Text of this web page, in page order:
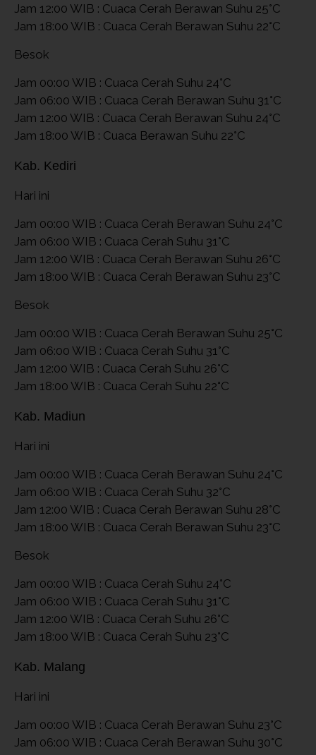
Jam 12:00 WIB : Cuaca Cerah Berawan Suhu 25°C
Jam 18:00 WIB : Cuaca Cerah Berawan Suhu 22°C
Besok
Jam 00:00 WIB : Cuaca Cerah Suhu 24°C
Jam 06:00 WIB : Cuaca Cerah Berawan Suhu 31°C
Jam 12:00 WIB : Cuaca Cerah Berawan Suhu 24°C
Jam 18:00 WIB : Cuaca Berawan Suhu 22°C
Kab. Kediri
Hari ini
Jam 00:00 WIB : Cuaca Cerah Berawan Suhu 24°C
Jam 06:00 WIB : Cuaca Cerah Suhu 31°C
Jam 12:00 WIB : Cuaca Cerah Berawan Suhu 26°C
Jam 18:00 WIB : Cuaca Cerah Berawan Suhu 23°C
Besok
Jam 00:00 WIB : Cuaca Cerah Berawan Suhu 25°C
Jam 06:00 WIB : Cuaca Cerah Suhu 31°C
Jam 12:00 WIB : Cuaca Cerah Suhu 26°C
Jam 18:00 WIB : Cuaca Cerah Suhu 22°C
Kab. Madiun
Hari ini
Jam 00:00 WIB : Cuaca Cerah Berawan Suhu 24°C
Jam 06:00 WIB : Cuaca Cerah Suhu 32°C
Jam 12:00 WIB : Cuaca Cerah Berawan Suhu 28°C
Jam 18:00 WIB : Cuaca Cerah Berawan Suhu 23°C
Besok
Jam 00:00 WIB : Cuaca Cerah Suhu 24°C
Jam 06:00 WIB : Cuaca Cerah Suhu 31°C
Jam 12:00 WIB : Cuaca Cerah Suhu 26°C
Jam 18:00 WIB : Cuaca Cerah Suhu 23°C
Kab. Malang
Hari ini
Jam 00:00 WIB : Cuaca Cerah Berawan Suhu 23°C
Jam 06:00 WIB : Cuaca Cerah Berawan Suhu 30°C